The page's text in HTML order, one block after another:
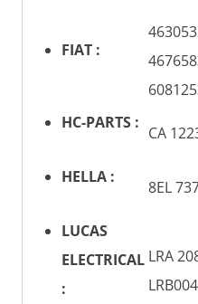
FIAT :
HC-PARTS :
CA
HELLA :
8EL
LUCAS
ELECTRICAL
:
LRA